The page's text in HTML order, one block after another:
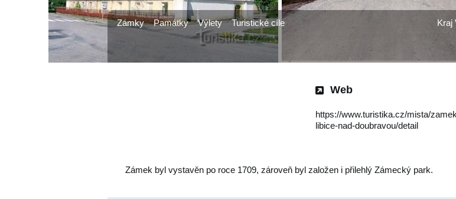
Web
https://www.turistika.cz/mista/
libice-nad-doubravou/detail
Zámek byl vystavěn po roce 1709, zároveň byl založen i přilehlý Zámecký park.
Zámky Památky Výlety Turistické cíle Kraj